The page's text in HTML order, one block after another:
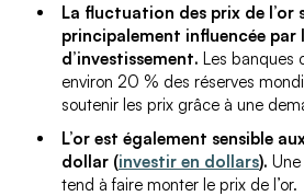
La fluctuation des prix de l’or
principalement influencée par
d’investissement. Les banques
environ 20 % des réserves
soutenir les prix grâce à une
L’or est également sensible
dollar (investir en dollars).
tend à faire monter le prix de l’or.